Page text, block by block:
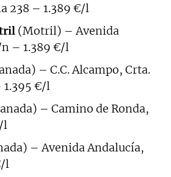
238 – 1.389 €/l
(Motril) – Avenida
– 1.389 €/l
– C.C. Alcampo, Crta.
1.395 €/l
– Camino de Ronda,
l
– Avenida Andalucía,
l